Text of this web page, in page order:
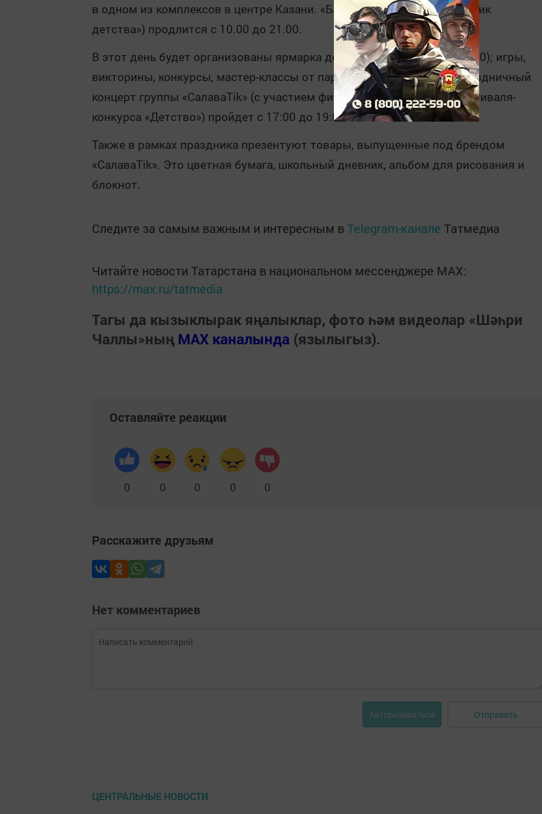
в одном из комплексов в центре Казани. «Балачак бәйрәме» («Праздник
детства») продлится с 10.00 до 21.00.
В этот день будет организованы ярмарка детских товаров (10:00-21:00); игры,
викторины, конкурсы, мастер-классы от партнеров (15:00-18:00). Праздничный
концерт группы «СалаваТіk» (с участием финалистов вокального фестиваля-
конкурса «Детство») пройдет с 17:00 до 19:00.
Также в рамках праздника презентуют товары, выпущенные под брендом
«СалаваТіk». Это цветная бумага, школьный дневник, альбом для рисования и
блокнот.
Следите за самым важным и интересным в Telegram-канале Татмедиа
Читайте новости Татарстана в национальном мессенджере MАХ:
https://max.ru/tatmedia
Тагы да кызыклырак яңалыклар, фото һәм видеолар «Шәһри
Чаллы»ның MAX каналында (язылыгыз).
Оставляйте реакции
0 0 0 0 0
Расскажите друзьям
Нет комментариев
Авторизоваться Отправить
ЦЕНТРАЛЬНЫЕ НОВОСТИ